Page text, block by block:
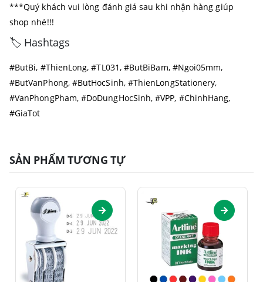
***Quý khách vui lòng đánh giá sau khi nhận hàng giúp
shop nhé!!!
🏷️ Hashtags
#ButBi, #ThienLong, #TL031, #ButBiBam, #Ngoi05mm,
#ButVanPhong, #ButHocSinh, #ThienLongStationery,
#VanPhongPham, #DoDungHocSinh, #VPP, #ChinhHang,
#GiaTot
SẢN PHẨM TƯƠNG TỰ